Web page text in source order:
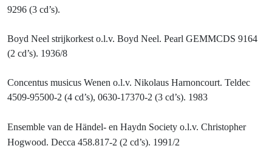
9296 (3 cd’s).
Boyd Neel strijkorkest o.l.v. Boyd Neel. Pearl GEMMCDS 9164
(2 cd’s). 1936/8
Concentus musicus Wenen o.l.v. Nikolaus Harnoncourt. Teldec
4509-95500-2 (4 cd’s), 0630-17370-2 (3 cd’s). 1983
Ensemble van de Händel- en Haydn Society o.l.v. Christopher
Hogwood. Decca 458.817-2 (2 cd’s). 1991/2